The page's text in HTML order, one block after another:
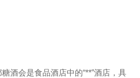
酒会是食品酒店中的“**”酒店，具